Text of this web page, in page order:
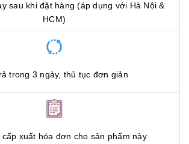
sau khi đặt hàng (áp dụng với Hà Nội &
HCM)
trong 3 ngày, thủ tục đơn giản
cấp xuất hóa đơn cho sản phẩm này